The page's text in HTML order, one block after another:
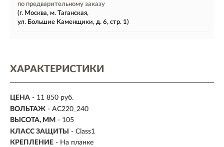
по предварительному заказу
(г. Москва, м. Таганская,
ул. Большие Каменщики, д. 6, стр. 1)
ХАРАКТЕРИСТИКИ
ЦЕНА - 11 850 руб.
ВОЛЬТАЖ - AC220_240
ВЫСОТА, ММ - 105
КЛАСС ЗАЩИТЫ
- Class1
КРЕПЛЕНИЕ - На планке